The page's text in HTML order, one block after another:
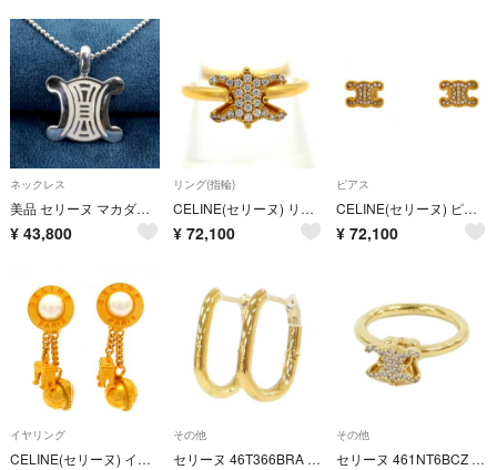
ネックレス
美品 セリーヌ マカダム シルバー ネックレス ペンダント/25-3139
¥ 43,800
リング(指輪)
CELINE(セリーヌ) リング 54 - ゴールド
¥ 72,100
ピアス
CELINE(セリーヌ) ピアス - ゴールド
¥ 72,100
イヤリング
CELINE(セリーヌ) イヤリング - ゴールド×白
その他
セリーヌ 46T366BRA ピアス
その他
セリーヌ 461NT6BCZ リング